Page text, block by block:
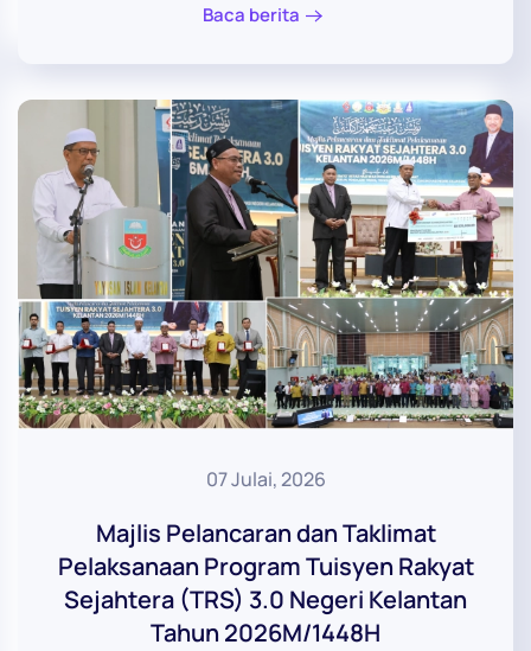
Baca berita
07 Julai, 2026
Majlis Pelancaran dan Taklimat
Pelaksanaan Program Tuisyen Rakyat
Sejahtera (TRS) 3.0 Negeri Kelantan
Tahun 2026M/1448H